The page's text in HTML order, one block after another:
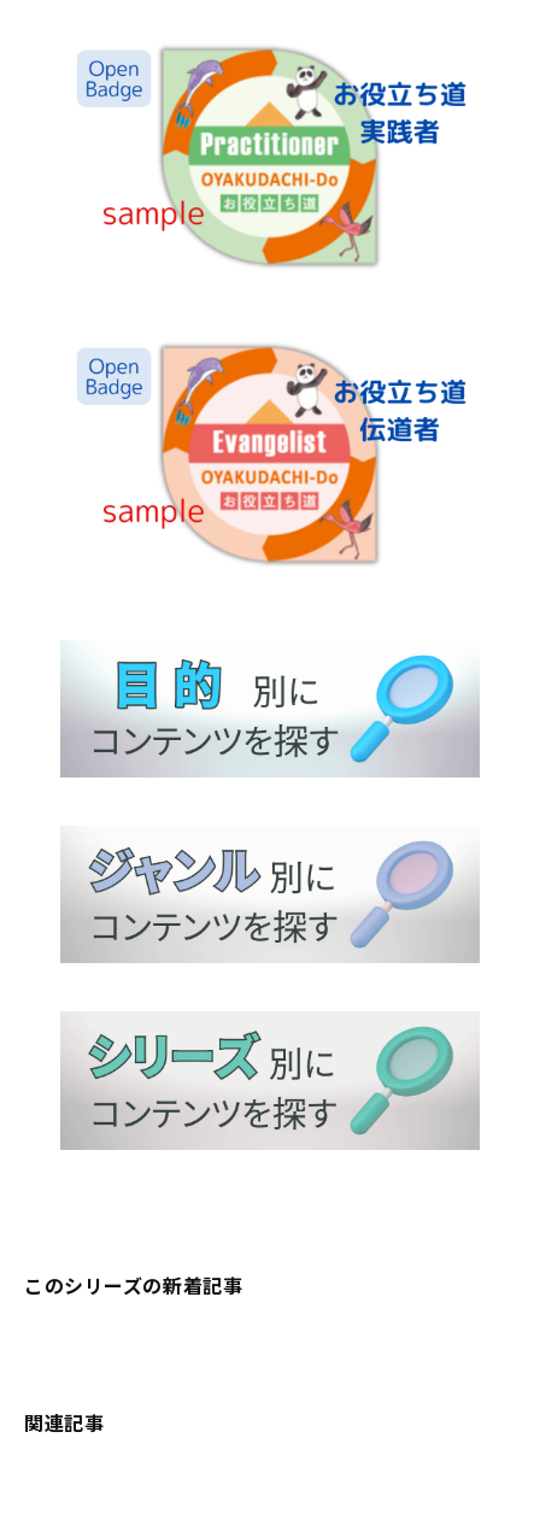
このシリーズの新着記事
関連記事